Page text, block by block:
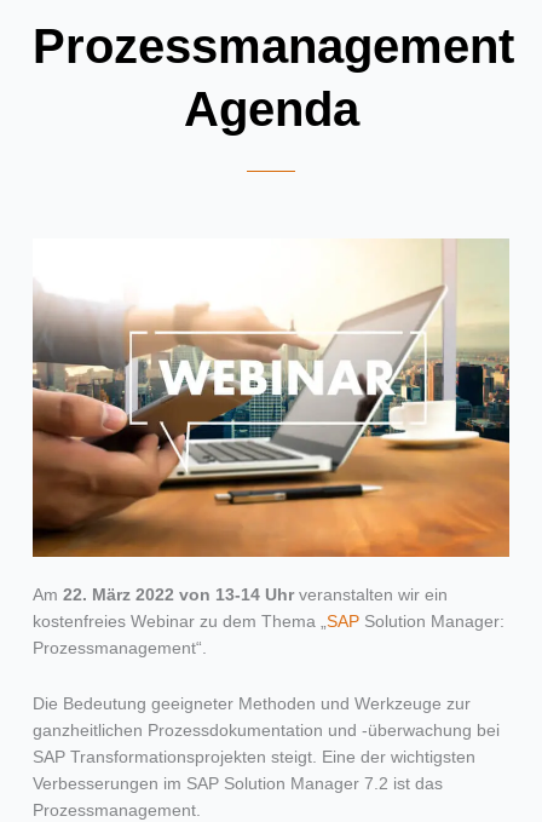
Prozessmanagement
Agenda
Am 22. März 2022 von 13-14 Uhrveranstalten wir ein
kostenfreies Webinar zu dem Thema „ SAPSolution Manager:
Prozessmanagement“.
Die Bedeutung geeigneter Methoden und Werkzeuge zur
ganzheitlichen Prozessdokumentation und -überwachung bei
SAP Transformationsprojekten steigt. Eine der wichtigsten
Verbesserungen im SAP Solution Manager 7.2 ist das
Prozessmanagement.